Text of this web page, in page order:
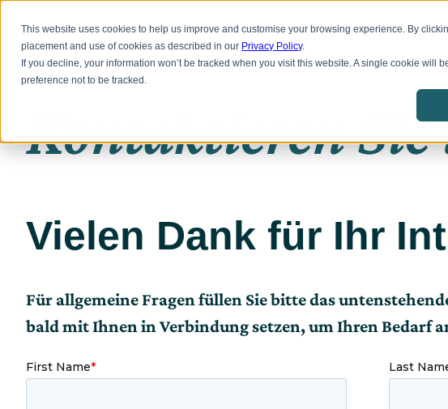
This website uses cookies to help us improve and customise your browsing experience. By
placement and use of cookies as described in our Privacy Policy.
If you decline, your information won’t be tracked when you visit this website. A single cookie will
preference not to be tracked.
BüroflächeLaborraumMeeting RoomsÜber
Hauptinhalt
springen
Kontaktieren Sie
Vielen Dank für Ihr
Für allgemeine Fragen füllen Sie bitte das
bald mit Ihnen in Verbindung setzen, um Ihren Bedarf